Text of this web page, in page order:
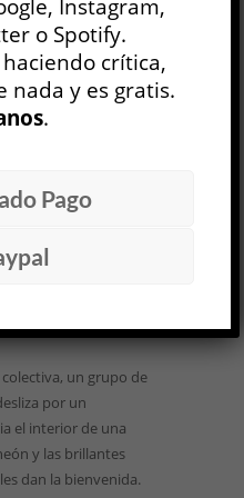
un grupo de
por un
el interior de una
y las brillantes
dan la bienvenida.
Instagram,
o Spotify.
crítica,
nada y es gratis.
.
Pago